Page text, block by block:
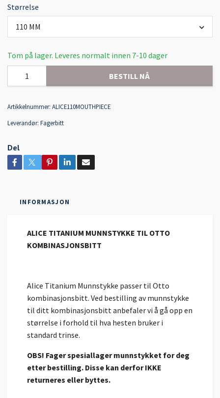
Størrelse
110 MM
Tom på lager. Leveres normalt innen 7-10 dager
BESTILL NÅ
Artikkelnummer: ALICE110MOUTHPIECE
Leverandør: Fagerbitt
Del
INFORMASJON
ALICE TITANIUM MUNNSTYKKE TIL OTTO
KOMBINASJONSBITT
Alice Titanium Munnstykke passer til Otto
kombinasjonsbitt. Ved bestilling av munnstykke
til ditt kombinasjonsbitt anbefaler vi å gå opp en
størrelse i forhold til hva hesten bruker i
standard trinse.
OBS! Fager spesiallager munnstykket for deg
etter bestilling. Disse kan derfor IKKE
returneres eller byttes.